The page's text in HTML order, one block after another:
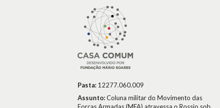
Pasta: 12277.060.009
Assunto:Coluna militar do Movimento das